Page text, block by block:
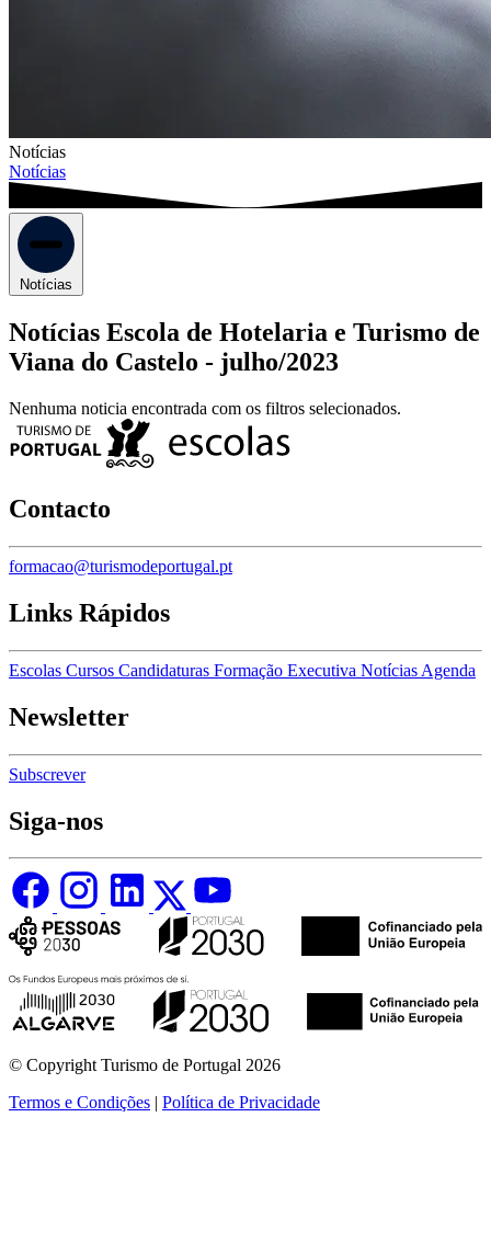
Notícias
Notícias
Notícias
Notícias Escola de Hotelaria e Turismo de
Viana do Castelo - julho/2023
Nenhuma noticia encontrada com os filtros selecionados.
Contacto
formacao@turismodeportugal.pt
Links Rápidos
Escolas Cursos Candidaturas Formação Executiva Notícias Agenda
Newsletter
Subscrever
Siga-nos
© Copyright Turismo de Portugal 2026
Termos e Condições | Política de Privacidade